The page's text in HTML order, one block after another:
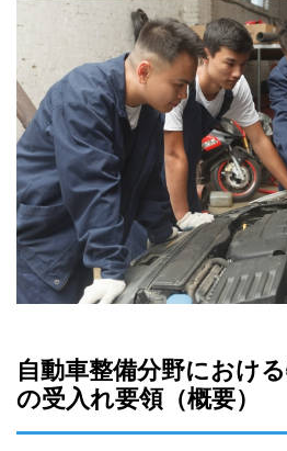
自動車整備分野におけ
の受入れ要領（概要）